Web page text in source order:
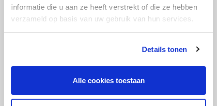
informatie die u aan ze heeft verstrekt of die ze hebben
verzameld op basis van uw gebruik van hun services.
Details tonen
Alle cookies toestaan
naar lead hardware engineer. "Ik was in mijn jonge
jaren niet zo'n leergierige student, maar bij
Hollander Techniek kreeg ik de mogelijkheid om al
dat je jezelf kunt blijven ontwikkelen." De ervaring
die hij in verschillende functies opdeed komt hem
nu dan ook goed van pas. Benieuwd naar zijn